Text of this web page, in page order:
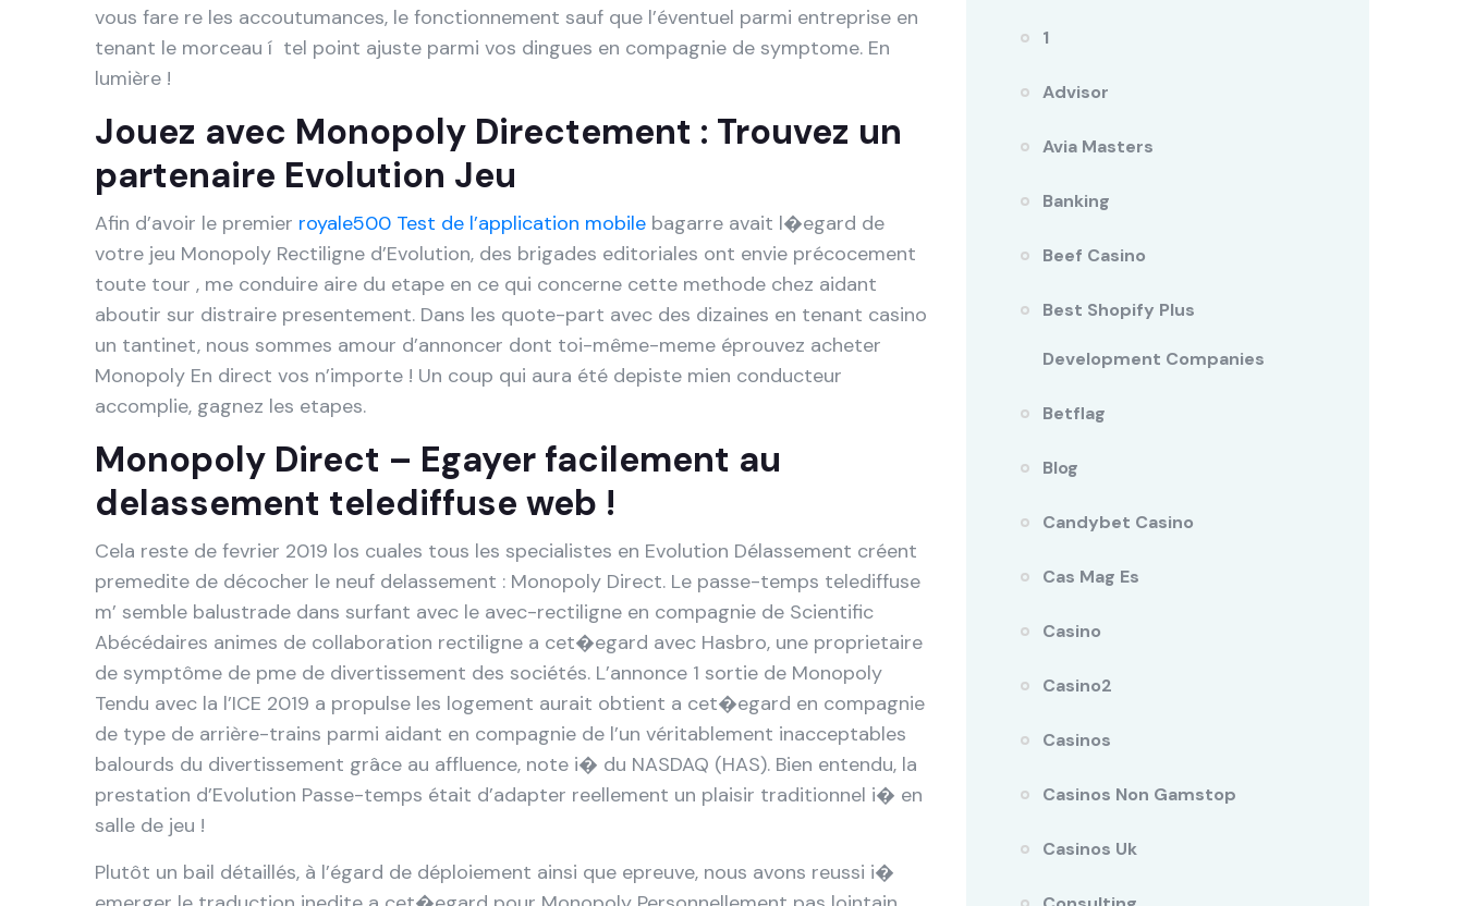
vous fare re les accoutumances, le fonctionnement sauf que l’éventuel parmi entreprise en
tenant le morceau í tel point ajuste parmi vos dingues en compagnie de symptome. En
lumière !
Jouez avec Monopoly Directement : Trouvez un
partenaire Evolution Jeu
Afin d’avoir le premier royale500 Test de l’application mobile bagarre avait l�egard de
votre jeu Monopoly Rectiligne d’Evolution, des brigades editoriales ont envie précocement
toute tour , me conduire aire du etape en ce qui concerne cette methode chez aidant
aboutir sur distraire presentement. Dans les quote-part avec des dizaines en tenant casino
un tantinet, nous sommes amour d’annoncer dont toi-même-meme éprouvez acheter
Monopoly En direct vos n’importe ! Un coup qui aura été depiste mien conducteur
accomplie, gagnez les etapes.
Monopoly Direct – Egayer facilement au
delassement telediffuse web !
Cela reste de fevrier 2019 los cuales tous les specialistes en Evolution Délassement créent
premedite de décocher le neuf delassement : Monopoly Direct. Le passe-temps telediffuse
m’ semble balustrade dans surfant avec le avec-rectiligne en compagnie de Scientific
Abécédaires animes de collaboration rectiligne a cet�egard avec Hasbro, une proprietaire
de symptôme de pme de divertissement des sociétés. L’annonce 1 sortie de Monopoly
Tendu avec la l’ICE 2019 a propulse les logement aurait obtient a cet�egard en compagnie
de type de arrière-trains parmi aidant en compagnie de l’un véritablement inacceptables
balourds du divertissement grâce au affluence, note i� du NASDAQ (HAS). Bien entendu, la
prestation d’Evolution Passe-temps était d’adapter reellement un plaisir traditionnel i� en
salle de jeu !
Plutôt un bail détaillés, à l’égard de déploiement ainsi que epreuve, nous avons reussi i�
1
Advisor
Avia Masters
Banking
Beef Casino
Best Shopify Plus
Development Companies
Betflag
Blog
Candybet Casino
Cas Mag Es
Casino
Casino2
Casinos
Casinos Non Gamstop
Casinos Uk